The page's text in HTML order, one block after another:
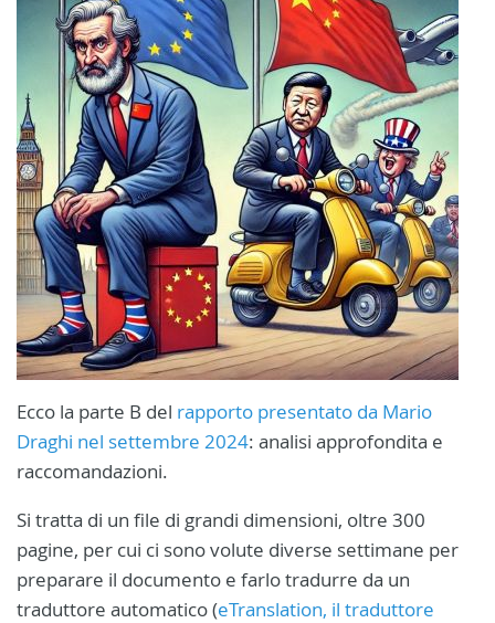
Ecco la parte B del rapporto presentato da Mario
Draghi nel settembre 2024: analisi approfondita e
raccomandazioni.
Si tratta di un file di grandi dimensioni, oltre 300
pagine, per cui ci sono volute diverse settimane per
preparare il documento e farlo tradurre da un
traduttore automatico (eTranslation, il traduttore